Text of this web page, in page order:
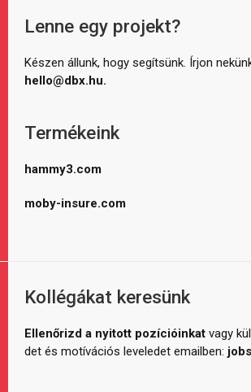
Lenne egy projekt?
Készen állunk, hogy segítsünk. Írjon
hello@dbx.hu.
Termékeink
hammy3.com
moby-insure.com
Kollégákat keresünk
Ellenőrizd a nyitott pozícióinkat vagy
det és motívációs leveledet emailben: